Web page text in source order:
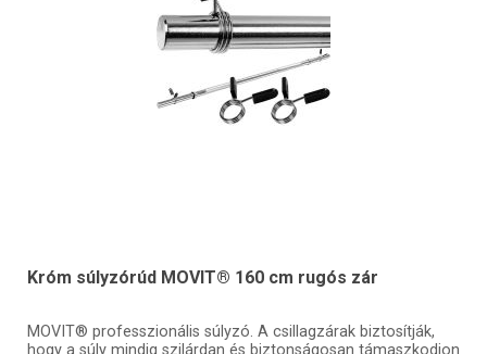
Króm súlyzórúd MOVIT® 160 cm rugós zár
MOVIT® professzionális súlyzó. A csillagzárak biztosítják,